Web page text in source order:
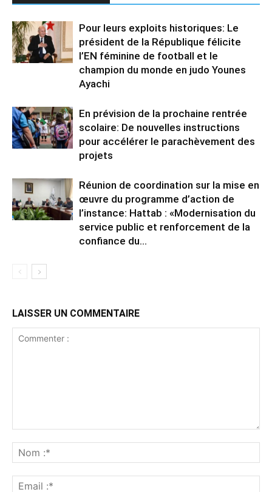
Pour leurs exploits historiques: Le
président de la République félicite
l’EN féminine de football et le
champion du monde en judo Younes
Ayachi
En prévision de la prochaine rentrée
scolaire: De nouvelles instructions
pour accélérer le parachèvement des
projets
Réunion de coordination sur la mise en
œuvre du programme d’action de
l’instance: Hattab : «Modernisation du
service public et renforcement de la
confiance du...
LAISSER UN COMMENTAIRE